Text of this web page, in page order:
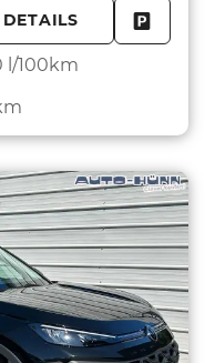
DETAILS
l/100km